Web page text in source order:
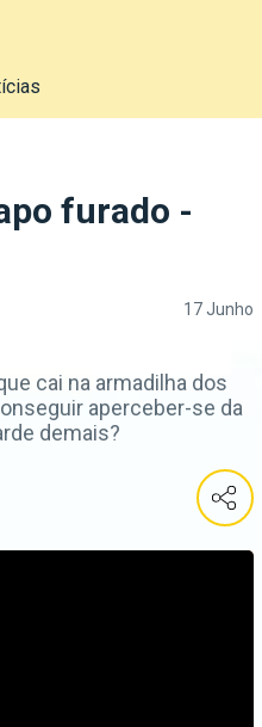
furado -
17 Junho
cai na armadilha dos
aperceber-se da
demais?